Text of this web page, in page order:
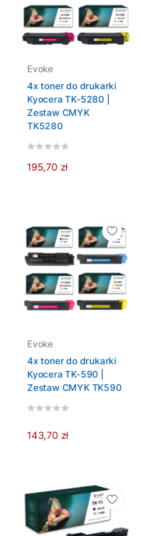
Evoke
4x toner do drukarki
Kyocera TK-5280 |
Zestaw CMYK
TK5280
195,70 zł
Evoke
4x toner do drukarki
Kyocera TK-590 |
Zestaw CMYK TK590
143,70 zł